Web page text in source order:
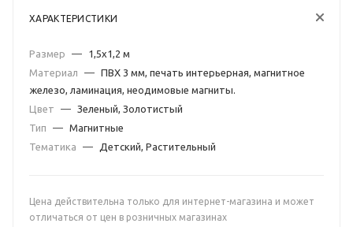
ХАРАКТЕРИСТИКИ
Размер —
1,5х1,2 м
Материал
— ПВХ 3 мм, печать интерьерная, магнитное
железо, ламинация, неодимовые магниты.
Цвет
— Зеленый, Золотистый
Тип
— Магнитные
Тематика
— Детский, Растительный
Цена действительна только для интернет-магазина и может
отличаться от цен в розничных магазинах